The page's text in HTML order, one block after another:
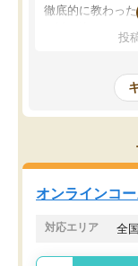
徹底的に教わっ
を詰め込むので
慣が身につくよ
はなくなりまし
講師の方との距
チングのおかげ
ションを維持で
る勉強」から「
意識が変わったこ
投
オンラインコ
対応エリア 全国